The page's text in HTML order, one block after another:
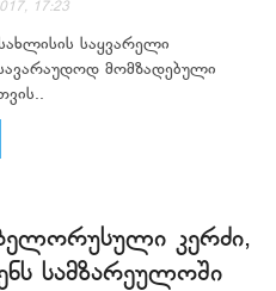
17:23
საყვარელი
მომზადებული
კერძი,
სამზარეულოში